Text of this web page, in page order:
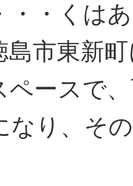
・・くは
島市東新
ペースで
なり、そ